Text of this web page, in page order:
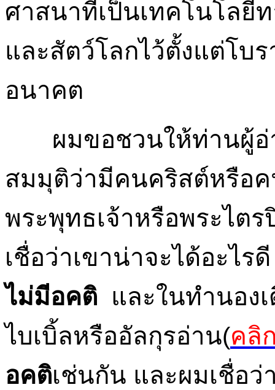
ศาสนาที่เป็นเทคโนโล
และสัตว์โลกไว้ตั้งแต่โบ
อนาคต
ผมขอชวนให้ท่านผู้อ่า
สมมุติว่ามีคนคริสต์หรือ
พระพุทธเจ้าหรือพระไตร
เชื่อว่าเขาน่าจะได้อะไร
ไม่มีอคติ และในทำนอง
ไบเบิ้ลหรืออัลกุรอ่าน(คลิ
อคติเช่นกัน และผมเชื่อว่